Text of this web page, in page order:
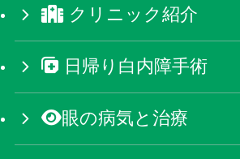
クリニック紹介
日帰り白内障手術
眼の病気と治療